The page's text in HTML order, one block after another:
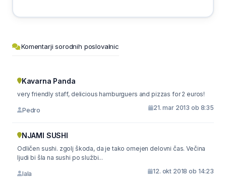
Komentarji sorodnih poslovalnic
Kavarna Panda
very friendly staff, delicious hamburguers and pizzas for 2 euros!
Pedro 21. mar 2013 ob 8:35
NJAMI SUSHI
Odličen sushi. zgolj škoda, da je tako omejen delovni čas. Večina
ljudi bi šla na sushi po službi...
lala 12. okt 2018 ob 14:23